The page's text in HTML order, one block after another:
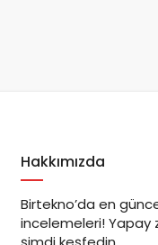
Hakkımızda
Birtekno’da en
incelemeleri! Yapay